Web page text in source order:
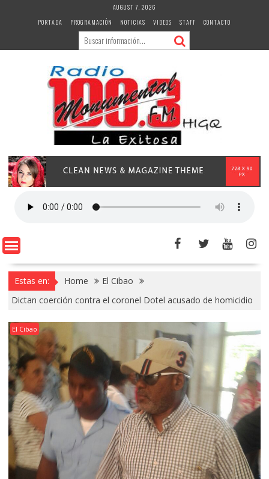
AUGUST 7, 2026
PORTADA
PROGRAMACIÓN NOTICIAS VIDEOS STAFF CONTACTO
Estas en: Home
El Cibao
Dictan coerción contra el coronel Dotel acusado de homicidio
El Cibao